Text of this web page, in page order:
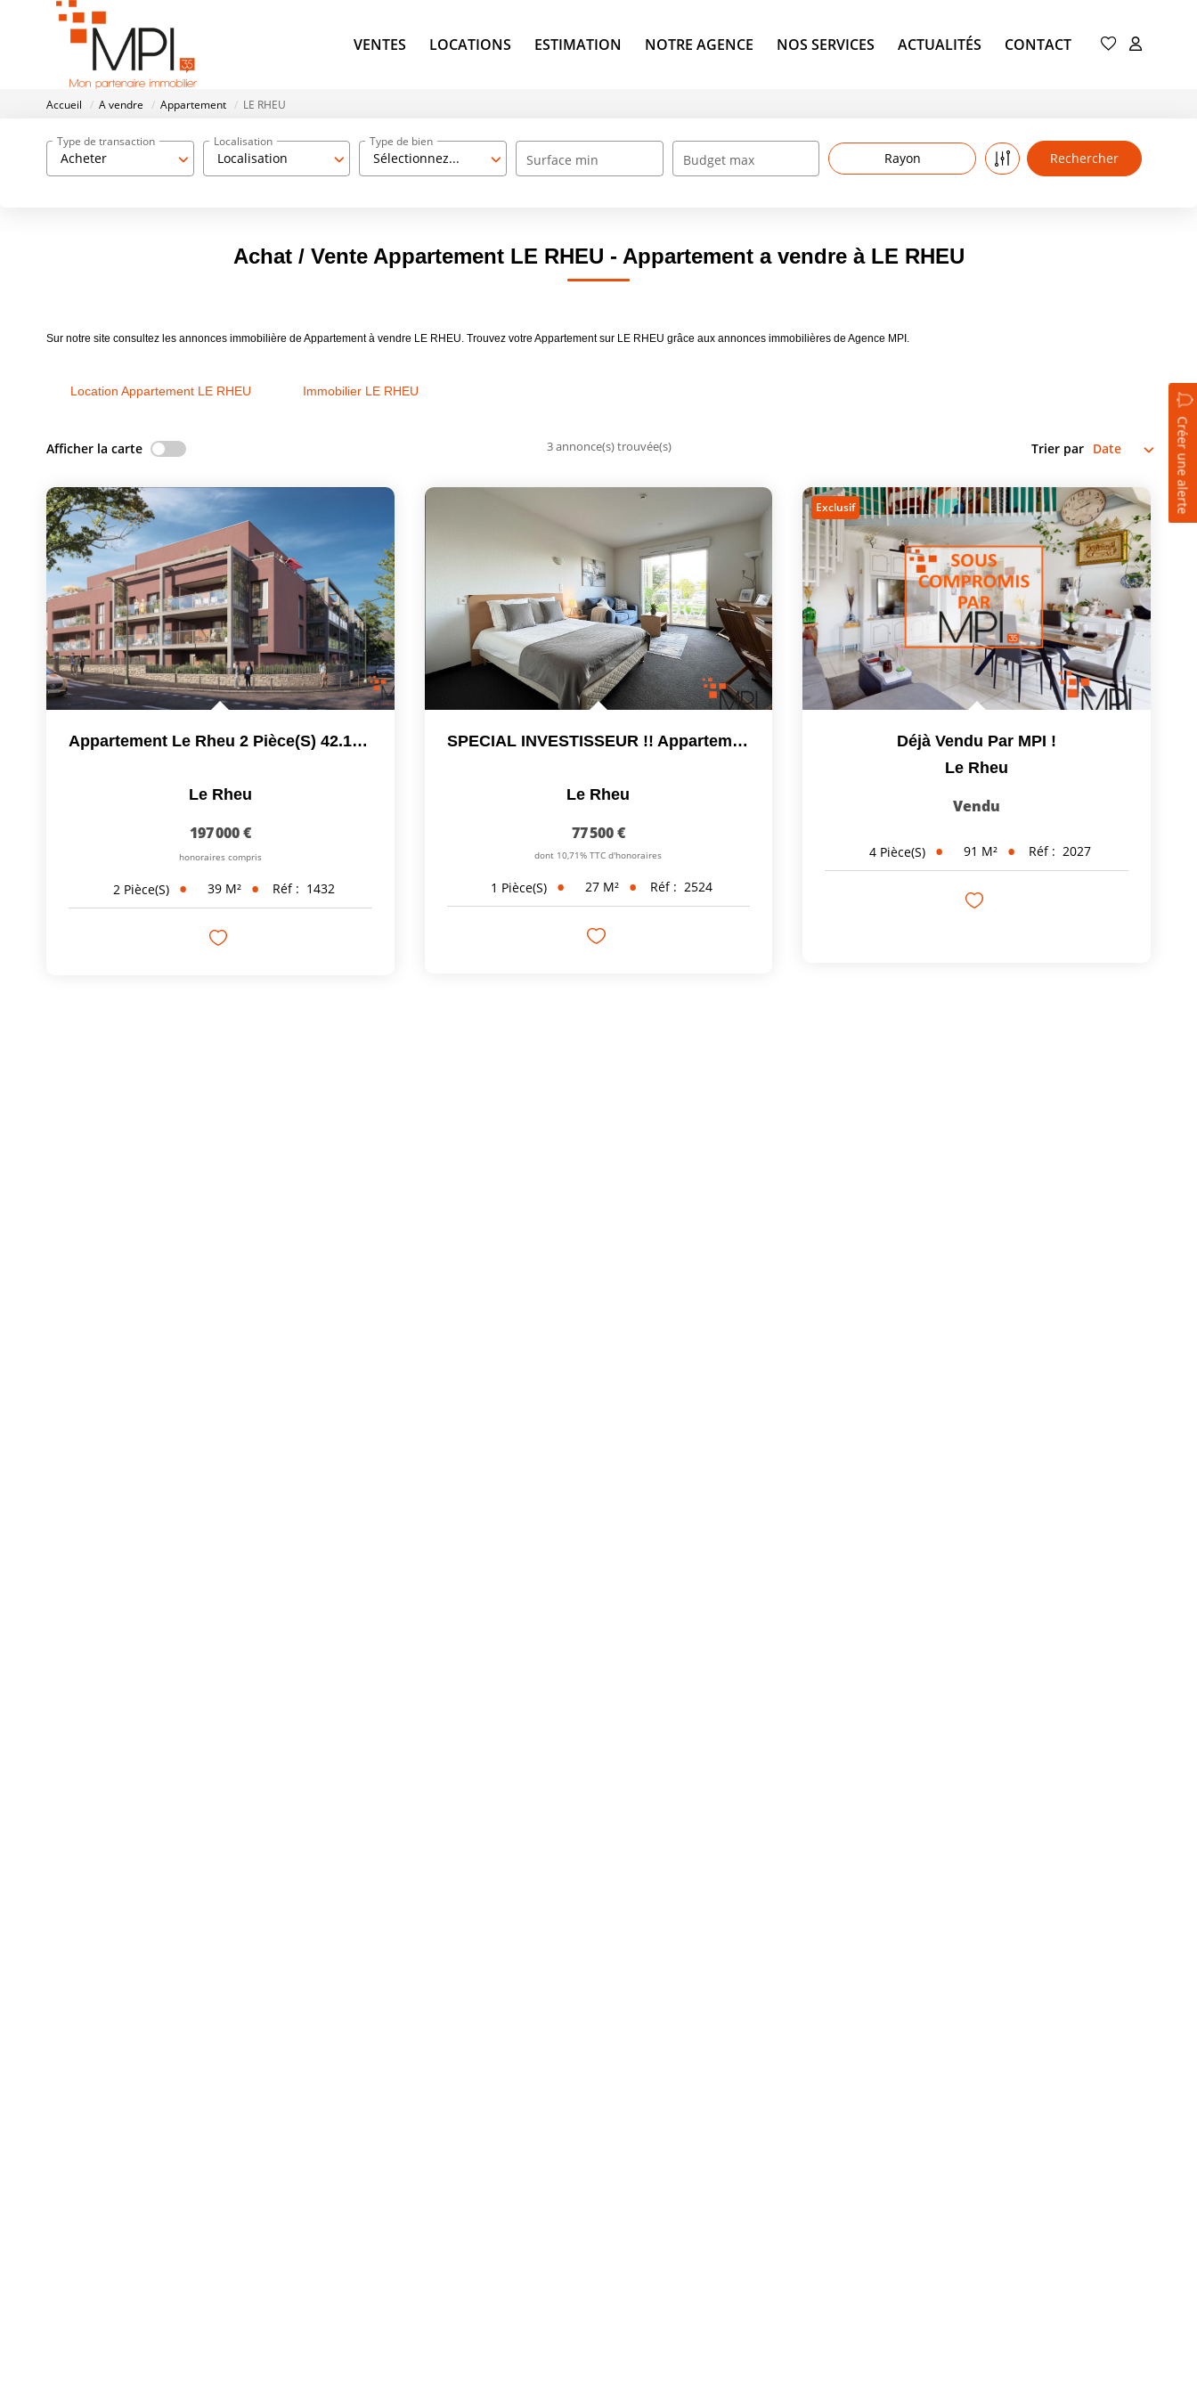
VENTES LOCATIONS ESTIMATION NOTRE AGENCE NOS SERVICES ACTUALITÉS CONTACT
Accueil A vendre Appartement LE RHEU
Acheter
Type de transaction
Localisation
Localisation
Sélectionnez...
Type de bien
Surface min Budget max Rayon
Achat / Vente Appartement LE RHEU - Appartement a vendre à LE RHEU
Sur notre site consultez les annonces immobilière de Appartement à vendre LE RHEU. Trouvez votre Appartement sur LE RHEU grâce aux annonces immobilières de Agence MPI.
Location Appartement LE RHEU Immobilier LE RHEU
Créer une alerte
Afficher la carte 3 annonce(s) trouvée(s) Trier par
Appartement Le Rheu 2 Pièce(s) 42.14 M2
Le Rheu
197 000 €
honoraires compris
2 Pièce(s) 39 M² Réf : 1432
SPECIAL INVESTISSEUR !! Appartement De Type 1 De 27.46 M²
Le Rheu
77 500 €
dont 10,71% TTC d'honoraires
1 Pièce(s) 27 M² Réf : 2524
Exclusif
Déjà Vendu Par MPI !
Le Rheu
Vendu
4 Pièce(s) 91 M² Réf : 2027